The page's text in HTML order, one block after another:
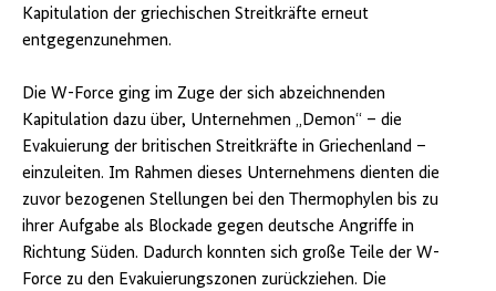
Kapitulation der griechischen Streitkräfte erneut
entgegenzunehmen.
Die W-Force ging im Zuge der sich abzeichnenden
Kapitulation dazu über, Unternehmen „Demon“ – die
Evakuierung der britischen Streitkräfte in Griechenland –
einzuleiten. Im Rahmen dieses Unternehmens dienten die
zuvor bezogenen Stellungen bei den Thermophylen bis zu
ihrer Aufgabe als Blockade gegen deutsche Angriffe in
Richtung Süden. Dadurch konnten sich große Teile der W-
Force zu den Evakuierungszonen zurückziehen. Die